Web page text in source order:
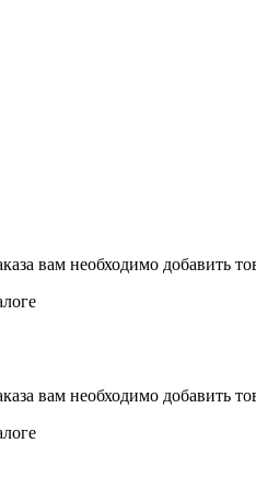
вам необходимо добавить
вам необходимо добавить